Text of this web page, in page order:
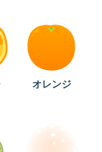
オレンジ